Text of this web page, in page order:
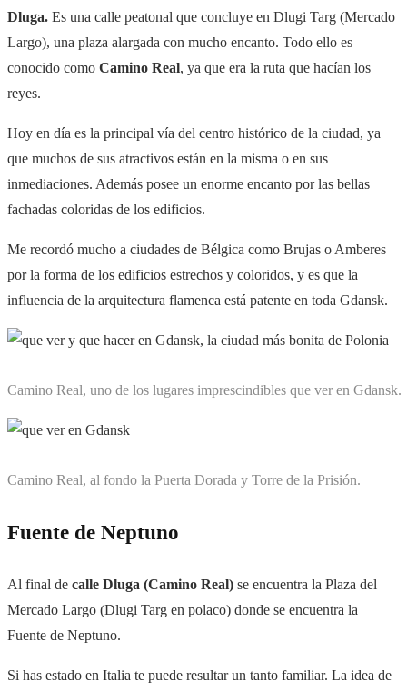
Dluga. Es una calle peatonal que concluye en Dlugi Targ (Mercado
Largo), una plaza alargada con mucho encanto. Todo ello es
conocido como Camino Real, ya que era la ruta que hacían los
reyes.
Hoy en día es la principal vía del centro histórico de la ciudad, ya
que muchos de sus atractivos están en la misma o en sus
inmediaciones. Además posee un enorme encanto por las bellas
fachadas coloridas de los edificios.
Me recordó mucho a ciudades de Bélgica como Brujas o Amberes
por la forma de los edificios estrechos y coloridos, y es que la
influencia de la arquitectura flamenca está patente en toda Gdansk.
Camino Real, uno de los lugares imprescindibles que ver en Gdansk.
Camino Real, al fondo la Puerta Dorada y Torre de la Prisión.
Fuente de Neptuno
Al final de calle Dluga (Camino Real) se encuentra la Plaza del
Mercado Largo (Dlugi Targ en polaco) donde se encuentra la
Fuente de Neptuno.
Si has estado en Italia te puede resultar un tanto familiar. La idea de